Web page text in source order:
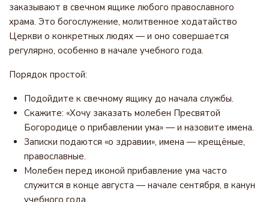
заказывают в свечном ящике любого православного
храма. Это богослужение, молитвенное ходатайство
Церкви о конкретных людях — и оно совершается
регулярно, особенно в начале учебного года.
Порядок простой:
Подойдите к свечному ящику до начала службы.
Скажите: «Хочу заказать молебен Пресвятой
Богородице о прибавлении ума» — и назовите имена.
Записки подаются «о здравии», имена — крещёные,
православные.
Молебен перед иконой прибавление ума часто
служится в конце августа — начале сентября, в канун
учебного года.